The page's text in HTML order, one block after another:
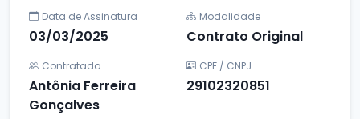
Data de Assinatura
03/03/2025
Modalidade
Contrato Original
Contratado
Antônia Ferreira
Gonçalves
CPF / CNPJ
29102320851